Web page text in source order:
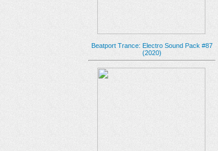
Beatport Trance: Electro Sound Pack #87
(2020)